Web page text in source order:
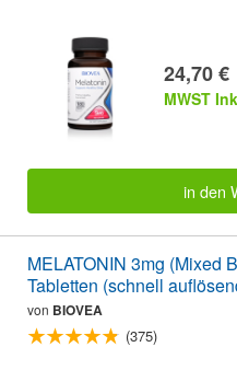
24,70 €
MWST
in den
MELATONIN 3mg (Mixed
Tabletten (schnell
von BIOVEA
(375)